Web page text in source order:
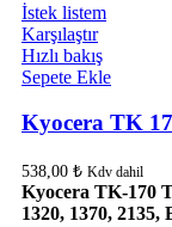
İstek listem
Karşılaştır
Hızlı bakış
Sepete Ekle
Kyocera TK
538,00 ₺ Kdv dahil
Kyocera TK-170
1320, 1370, 2135,